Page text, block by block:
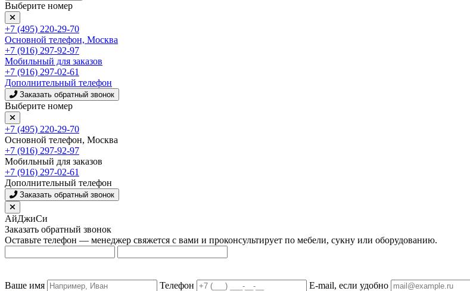
Выберите номер
+7 (495) 220-29-70
Основной телефон, Москва
+7 (916) 297-92-97
Мобильный для заказов
+7 (916) 297-02-61
Дополнительный телефон
Заказать обратный звонок
Выберите номер
+7 (495) 220-29-70
Основной телефон, Москва
+7 (916) 297-92-97
Мобильный для заказов
+7 (916) 297-02-61
Дополнительный телефон
Заказать обратный звонок
АйДжиСи
Заказать обратный звонок
Оставьте телефон — менеджер свяжется с вами и проконсультирует по мебели, сукну или оборудованию.
Ваше имя Телефон E-mail, если удобно